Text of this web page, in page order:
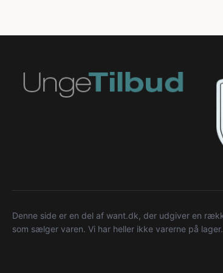
Denne side er en del af want.dk, der udgiver en
som sælger varen. Vi har heller ikke varerne på lager.